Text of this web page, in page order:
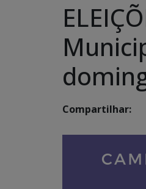
Compartilhar: